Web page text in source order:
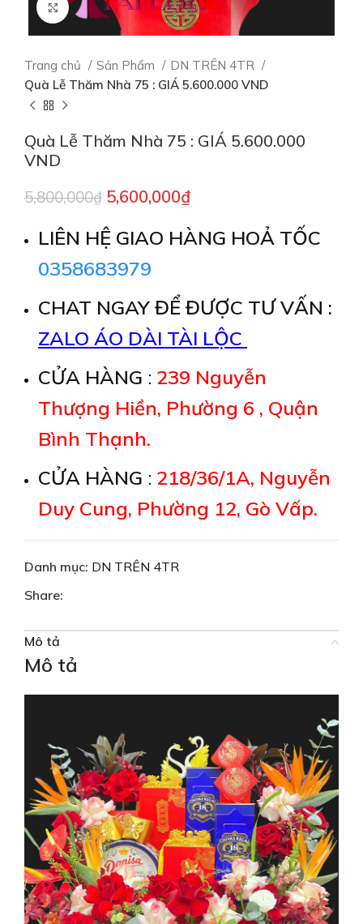
Click to enlarge
Trang chủ Sản Phẩm
DN TRÊN 4TR
Quà Lễ Thăm Nhà 75 : GIÁ 5.600.000 VND
Quà Lễ Thăm Nhà 75 : GIÁ 5.600.000
VND
5,800,000₫ 5,600,000₫
LIÊN HỆ GIAO HÀNG HOẢ TỐC
0358683979
CHAT NGAY ĐỂ ĐƯỢC TƯ VẤN :
ZALO ÁO DÀI TÀI LỘC
CỬA HÀNG : 239 Nguyễn
Thượng Hiền, Phường 6 , Quận
Bình Thạnh.
CỬA HÀNG : 218/36/1A, Nguyễn
Duy Cung, Phường 12, Gò Vấp.
Danh mục: DN TRÊN 4TR
Share:
Mô tả
Mô tả